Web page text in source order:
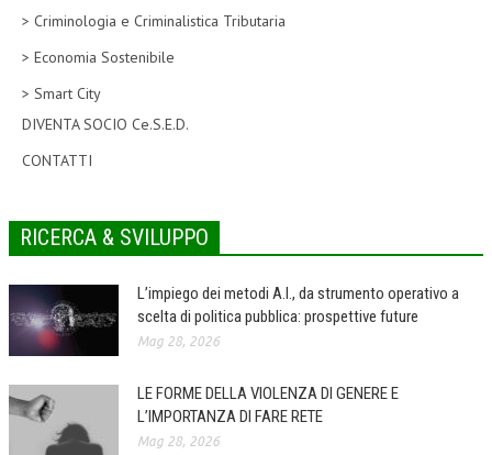
LA RIVISTA
COMITATO EDITORIALE
PEER REVIEW
CODICE ETICO
AUTORI
COLLABORA CON NOI
> Criminologia e Criminalistica Tributaria
> Economia Sostenibile
> Smart City
DIVENTA SOCIO Ce.S.E.D.
CONTATTI
RICERCA & SVILUPPO
L’impiego dei metodi A.I., da strumento operativo a
scelta di politica pubblica: prospettive future
Mag 28, 2026
LE FORME DELLA VIOLENZA DI GENERE E
L’IMPORTANZA DI FARE RETE
Mag 28, 2026